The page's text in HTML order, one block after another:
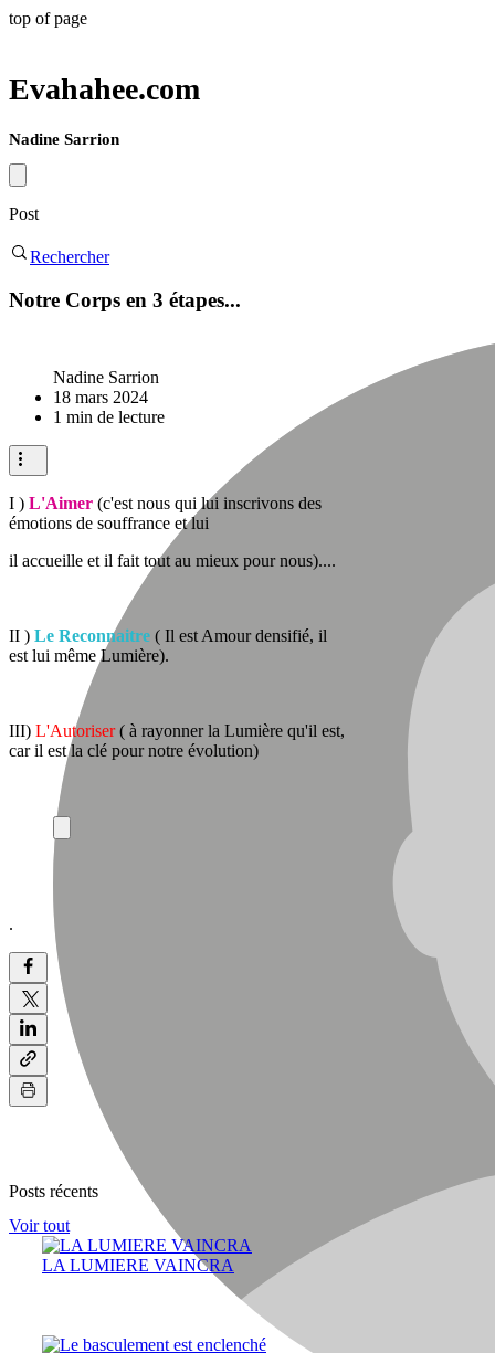
top of page
Evahahee.com
Nadine Sarrion
Post
Rechercher
Notre Corps en 3 étapes...
Nadine Sarrion
18 mars 2024
1 min de lecture
I ) L'Aimer (c'est nous qui lui inscrivons des
émotions de souffrance et lui
il accueille et il fait tout au mieux pour nous)....
II ) Le Reconnaitre ( Il est Amour densifié, il
est lui même Lumière).
III) L'Autoriser( à rayonner la Lumière qu'il est,
car il est la clé pour notre évolution)
.
Posts récents
Voir tout
LA LUMIERE VAINCRA